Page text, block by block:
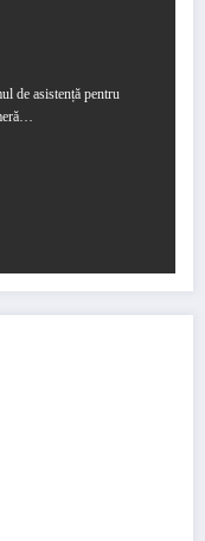
de asistență pentru